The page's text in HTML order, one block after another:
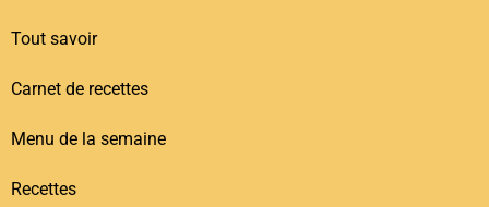
Tout savoir
Carnet de recettes
Menu de la semaine
Recettes